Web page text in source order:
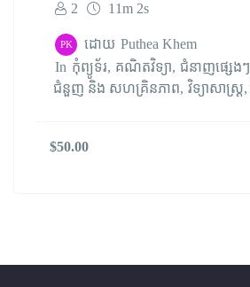
2 11m 2s
PK ដោយ Puthea Khem
In កុំព្យូទ័រ គណិតវិទ្យា
ជំនាញផ្សេងៗ
ជំនួញ និង សហគ្រិនភាព វិទ្យាសាស្ត្រ
$50.00